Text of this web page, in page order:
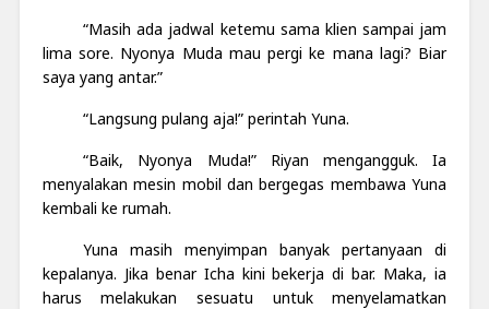
“Masih ada jadwal ketemu sama klien sampai jam
lima sore. Nyonya Muda mau pergi ke mana lagi? Biar
saya yang antar.”
“Langsung pulang aja!” perintah Yuna.
“Baik, Nyonya Muda!” Riyan mengangguk. Ia
menyalakan mesin mobil dan bergegas membawa Yuna
kembali ke rumah.
Yuna masih menyimpan banyak pertanyaan di
kepalanya. Jika benar Icha kini bekerja di bar. Maka, ia
harus melakukan sesuatu untuk menyelamatkan